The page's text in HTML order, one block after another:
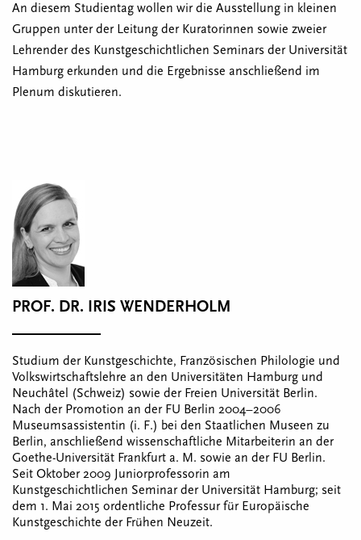
An diesem Studientag wollen wir die Ausstellung in kleinen
Gruppen unter der Leitung der Kuratorinnen sowie zweier
Lehrender des Kunstgeschichtlichen Seminars der Universität
Hamburg erkunden und die Ergebnisse anschließend im
Plenum diskutieren.
PROF. DR. IRIS WENDERHOLM
Studium der Kunstgeschichte, Französischen Philologie und
Volkswirtschaftslehre an den Universitäten Hamburg und
Neuchâtel (Schweiz) sowie der Freien Universität Berlin.
Nach der Promotion an der FU Berlin 2004–2006
Museumsassistentin (i. F.) bei den Staatlichen Museen zu
Berlin, anschließend wissenschaftliche Mitarbeiterin an der
Goethe-Universität Frankfurt a. M. sowie an der FU Berlin.
Seit Oktober 2009 Juniorprofessorin am
Kunstgeschichtlichen Seminar der Universität Hamburg; seit
dem 1. Mai 2015 ordentliche Professur für Europäische
Kunstgeschichte der Frühen Neuzeit.